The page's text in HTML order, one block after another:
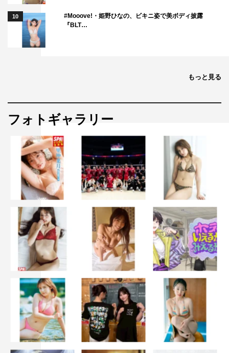
10
#Mooove!・姫野ひなの、ビキニ姿で美ボディ披露
『BLT…
もっと見る
フォトギャラリー